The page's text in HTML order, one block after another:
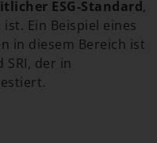
ESG-Standard,
Ein Beispiel eines
in diesem Bereich ist
SRI, der in